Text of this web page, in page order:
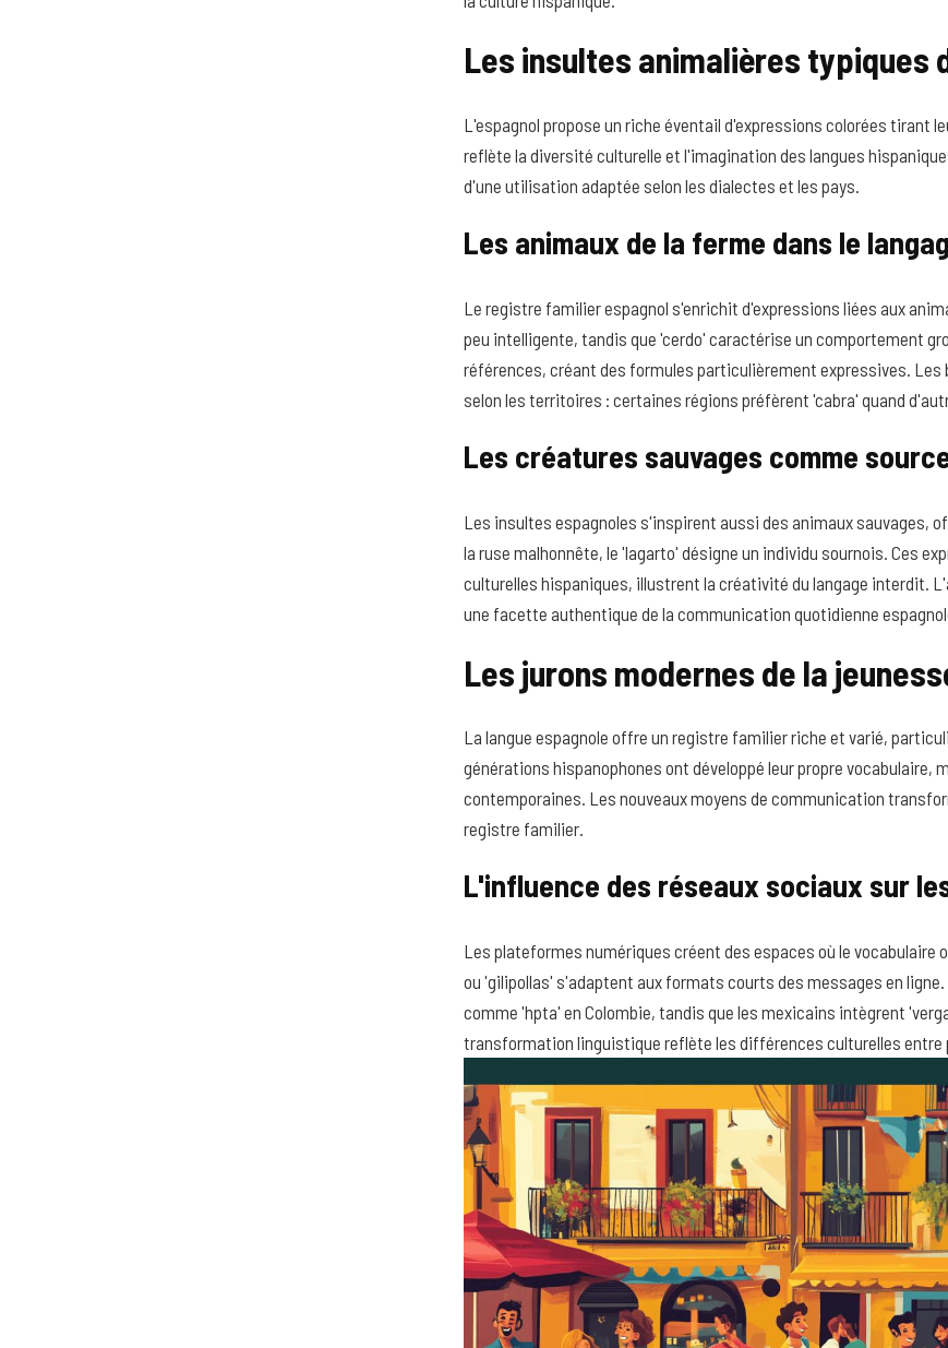
Les insultes animalières typiques
L'espagnol propose un riche éventail d'expressions colorées tirant
reflète la diversité culturelle et l'imagination des langues
d'une utilisation adaptée selon les dialectes et les pays.
Les animaux de la ferme dans le
Le registre familier espagnol s'enrichit d'expressions liées aux
peu intelligente, tandis que 'cerdo' caractérise un comportement
références, créant des formules particulièrement expressives.
selon les territoires : certaines régions préfèrent 'cabra' quand
Les créatures sauvages comme
Les insultes espagnoles s'inspirent aussi des animaux sauvages,
la ruse malhonnête, le 'lagarto' désigne un individu sournois. Ces
culturelles hispaniques, illustrent la créativité du langage interdit.
une facette authentique de la communication quotidienne
Les jurons modernes de la
La langue espagnole offre un registre familier riche et varié,
générations hispanophones ont développé leur propre vocabulaire,
contemporaines. Les nouveaux moyens de communication
registre familier.
L'influence des réseaux sociaux sur
Les plateformes numériques créent des espaces où le
ou 'gilipollas' s'adaptent aux formats courts des messages en
comme 'hpta' en Colombie, tandis que les mexicains intègrent
transformation linguistique reflète les différences culturelles entre